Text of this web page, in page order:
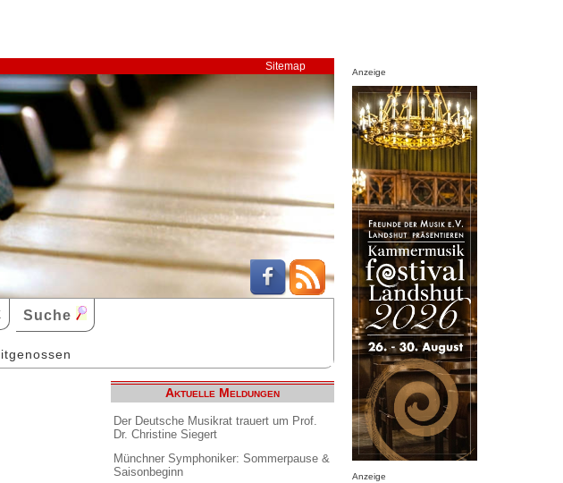
Sitemap
Suche
Aktuelle Meldungen
Der Deutsche Musikrat trauert um Prof.
Dr. Christine Siegert
Münchner Symphoniker: Sommerpause &
Saisonbeginn
Anzeige
Anzeige